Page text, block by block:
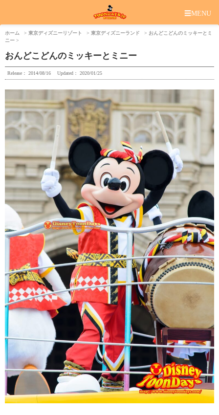
☰MENU
ホーム 東京ディズニーリゾート 東京ディズニーランド
おんどこどんのミッキーとミ
ニー
おんどこどんのミッキーとミニー
Release： 2014/08/16 Updated： 2020/01/25